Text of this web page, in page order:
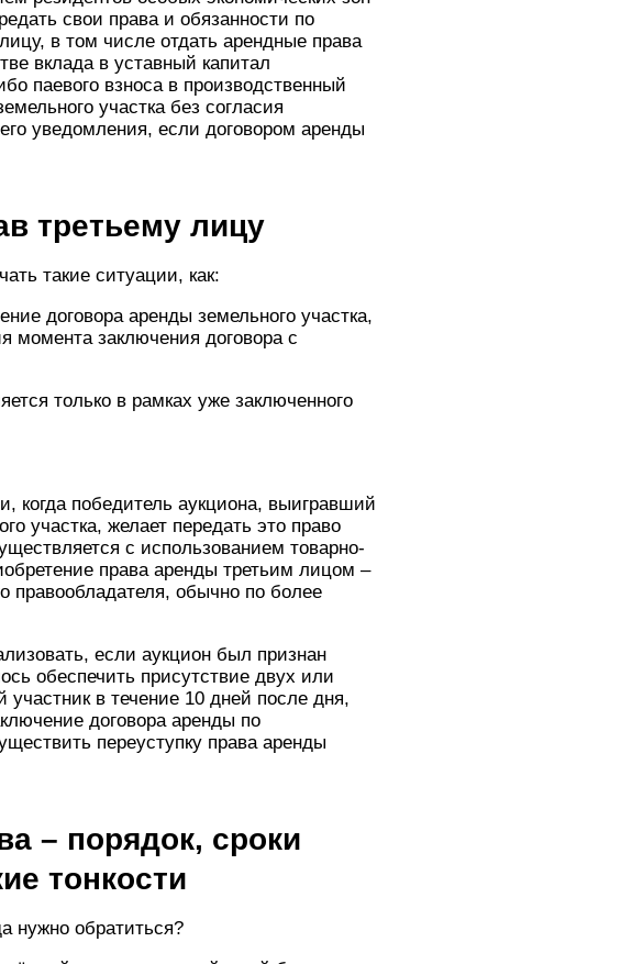
свои права и обязанности по
в том числе отдать арендные права
вклада в уставный капитал
паевого взноса в производственный
участка без согласия
уведомления, если договором аренды
третьему лицу
такие ситуации, как:
договора аренды земельного участка,
момента заключения договора с
только в рамках уже заключенного
когда победитель аукциона, выигравший
участка, желает передать это право
с использованием товарно-
права аренды третьим лицом –
правообладателя, обычно по более
если аукцион был признан
обеспечить присутствие двух или
в течение 10 дней после дня,
договора аренды по
переуступку права аренды
– порядок, сроки
тонкости
нужно обратиться?